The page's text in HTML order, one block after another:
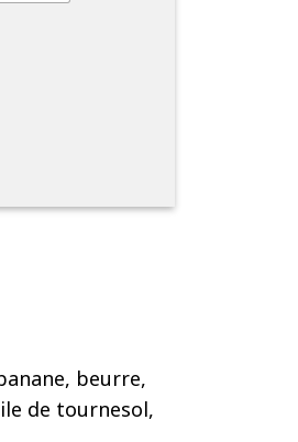
beurre,
de tournesol,